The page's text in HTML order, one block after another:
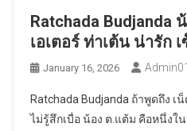
Ratchada Budjanda
เอเตอร์ ท่าเต้น น่ารัก
January 16, 2026 Admin01
Ratchada Budjanda ถ้าพูดถึง เ
ไม่รู้สึกเบื่อ น้อง ต.แต้ม คือหนึ่ง